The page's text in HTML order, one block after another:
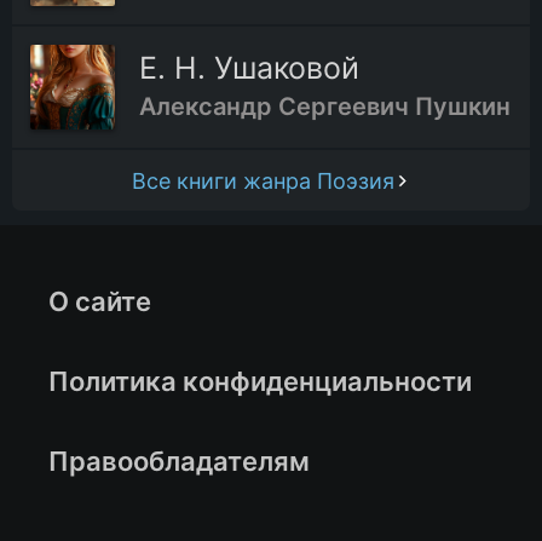
Е. Н. Ушаковой
Александр Сергеевич Пушкин
Все книги жанра Поэзия
О сайте
Политика конфиденциальности
Правообладателям